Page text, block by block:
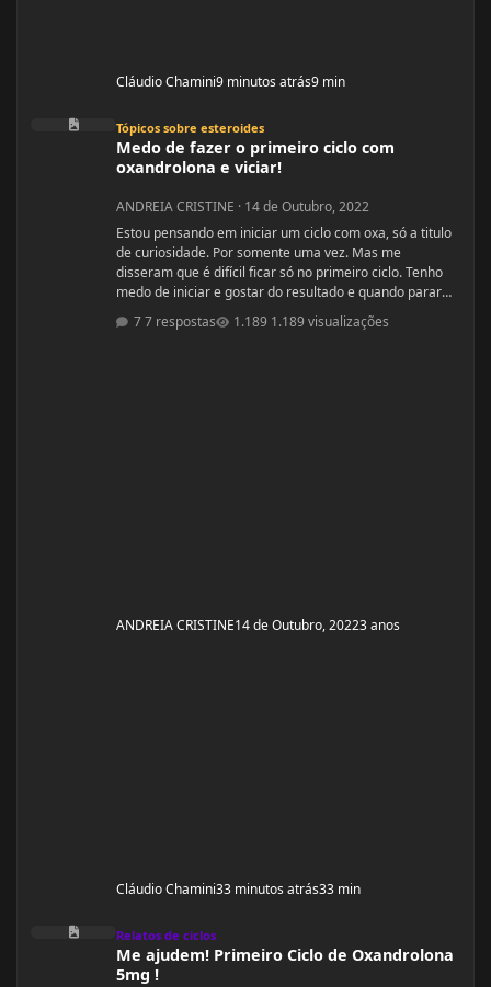
Cláudio Chamini9 minutos atrás9 min
Medo de fazer o primeiro ciclo com oxandrolona e viciar!
Tópicos sobre esteroides
Medo de fazer o primeiro ciclo com
oxandrolona e viciar!
ANDREIA CRISTINE · 14 de Outubro, 2022
Estou pensando em iniciar um ciclo com oxa, só a titulo
de curiosidade. Por somente uma vez. Mas me
disseram que é difícil ficar só no primeiro ciclo. Tenho
medo de iniciar e gostar do resultado e quando parar
ficar com auto estima baixo. Mas a vontade está bem
maior...kkkkk
7 respostas 1.189 visualizações
ANDREIA CRISTINE14 de Outubro, 20223 anos
Cláudio Chamini33 minutos atrás33 min
Me ajudem! Primeiro Ciclo de Oxandrolona 5mg !
Relatos de ciclos
Me ajudem! Primeiro Ciclo de Oxandrolona
5mg !